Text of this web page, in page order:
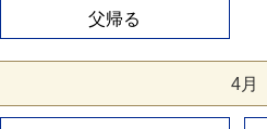
父帰る
4月